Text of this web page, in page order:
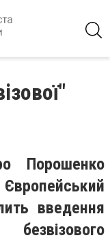
Порошенко
введення